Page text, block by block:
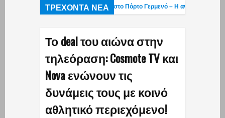
ΤΡΕΧΟΝΤΑ ΝΕΑ
Στάχτη το εξοχικό του ηθοποιού στο Πόρτο Γερμενό – Η ανάρτηση του
Το deal του αιώνα στην
τηλεόραση: Cosmote TV και
Nova ενώνουν τις
δυνάμεις τους με κοινό
αθλητικό περιεχόμενο!